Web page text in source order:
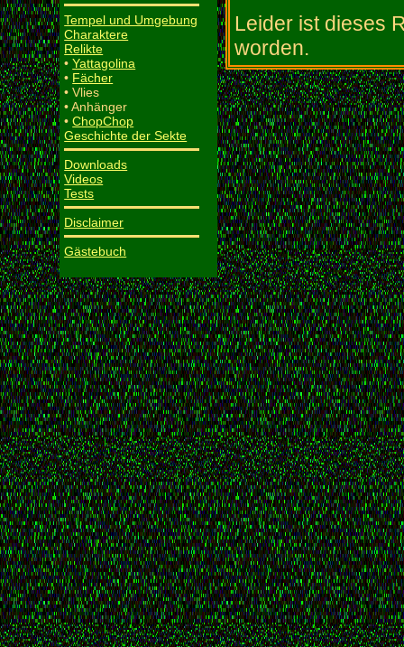
Tempel und Umgebung
Charaktere
Relikte
•Yattagolina
• Fächer
• Vlies
• Anhänger
•ChopChop
Geschichte der Sekte
Downloads
Videos
Tests
Disclaimer
Gästebuch
Leider ist dieses
worden.